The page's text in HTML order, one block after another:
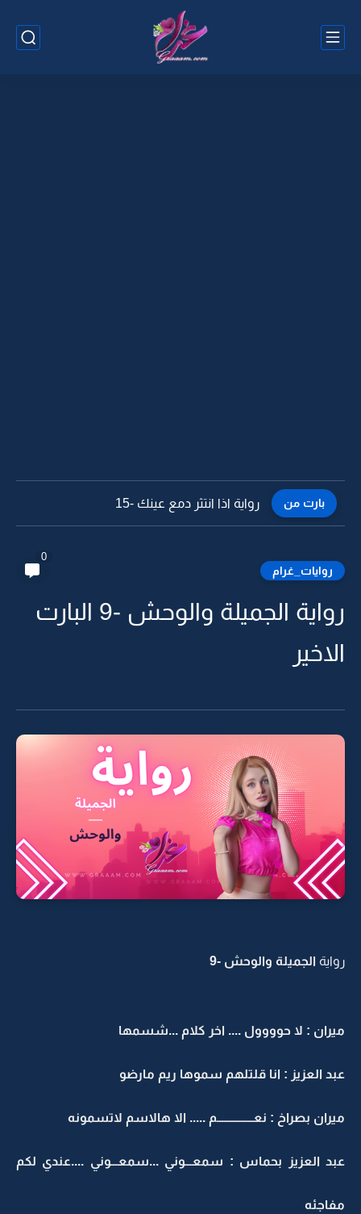
بارت من رواية اذا انتثر دمع عينك -15
روايات_غرام
0
رواية الجميلة والوحش -9 البارت
الاخير
رواية الجميلة والوحش -9
ميران : لا حوووول .... اخر كلام ...شسمها
عبد العزيز : انا قلتلهم سموها ريم مارضو
ميران بصراخ : نعـــــــــــــــم ..... الا هالاسم لاتسمونه
عبد العزيز بحماس : سمعـــوني ...سمعـــوني ....عندي لكم
مفاجئه